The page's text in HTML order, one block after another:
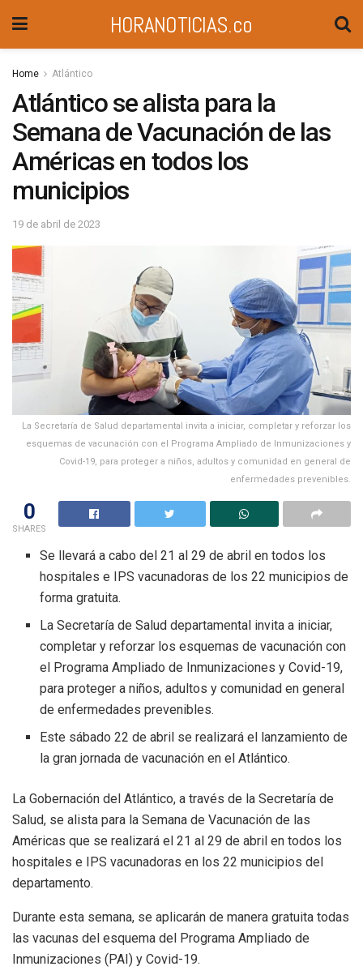
HORANOTICIAS.co
Home Atlántico
Atlántico se alista para la
Semana de Vacunación de las
Américas en todos los
municipios
19 de abril de 2023
La Secretaría de Salud departamental invita a iniciar, completar y reforzar los
esquemas de vacunación con el Programa Ampliado de Inmunizaciones y
Covid-19, para proteger a niños, adultos y comunidad en general de
enfermedades prevenibles.
0
SHARES
Se llevará a cabo del 21 al 29 de abril en todos los
hospitales e IPS vacunadoras de los 22 municipios de
forma gratuita.
La Secretaría de Salud departamental invita a iniciar,
completar y reforzar los esquemas de vacunación con
el Programa Ampliado de Inmunizaciones y Covid-19,
para proteger a niños, adultos y comunidad en general
de enfermedades prevenibles.
Este sábado 22 de abril se realizará el lanzamiento de
la gran jornada de vacunación en el Atlántico.
La Gobernación del Atlántico, a través de la Secretaría de
Salud, se alista para la Semana de Vacunación de las
Américas que se realizará el 21 al 29 de abril en todos los
hospitales e IPS vacunadoras en los 22 municipios del
departamento.
Durante esta semana, se aplicarán de manera gratuita todas
las vacunas del esquema del Programa Ampliado de
Inmunizaciones (PAI) y Covid-19.